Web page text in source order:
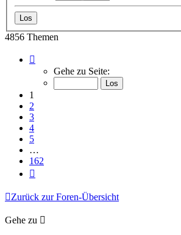
4856 Themen
von
Gehe zu Seite:
1
2
3
4
5
…
162
Zurück zur Foren-Übersicht
Gehe zu